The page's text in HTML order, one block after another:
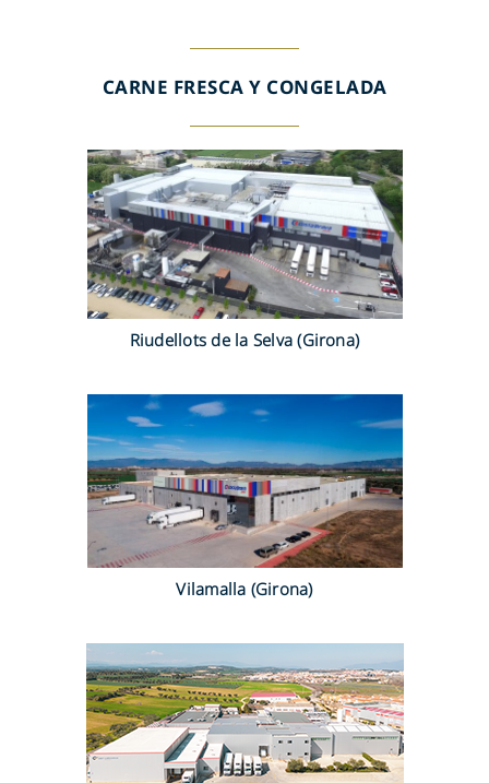
CARNE FRESCA Y CONGELADA
Riudellots de la Selva (Girona)
Vilamalla (Girona)